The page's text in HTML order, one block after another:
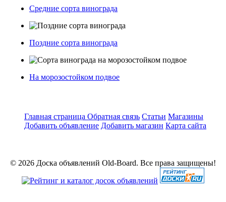
Средние сорта винограда
Поздние сорта винограда
На морозостойком подвое
Главная страница Обратная связь Статьи Магазины
Добавить объявление Добавить магазин Карта сайта
© 2026 Доска объявлений Old-Board. Все права защищены!